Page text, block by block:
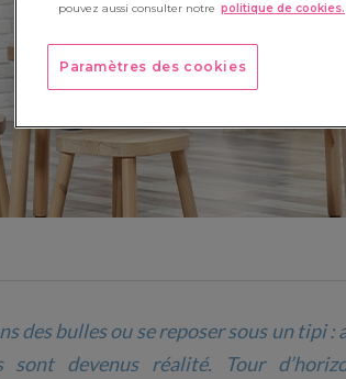
des bulles ou se reposer sous un tipi :
sont devenus réalité. Tour
pouvez aussi consulter notre politique de cookies.
Paramètres des cookies